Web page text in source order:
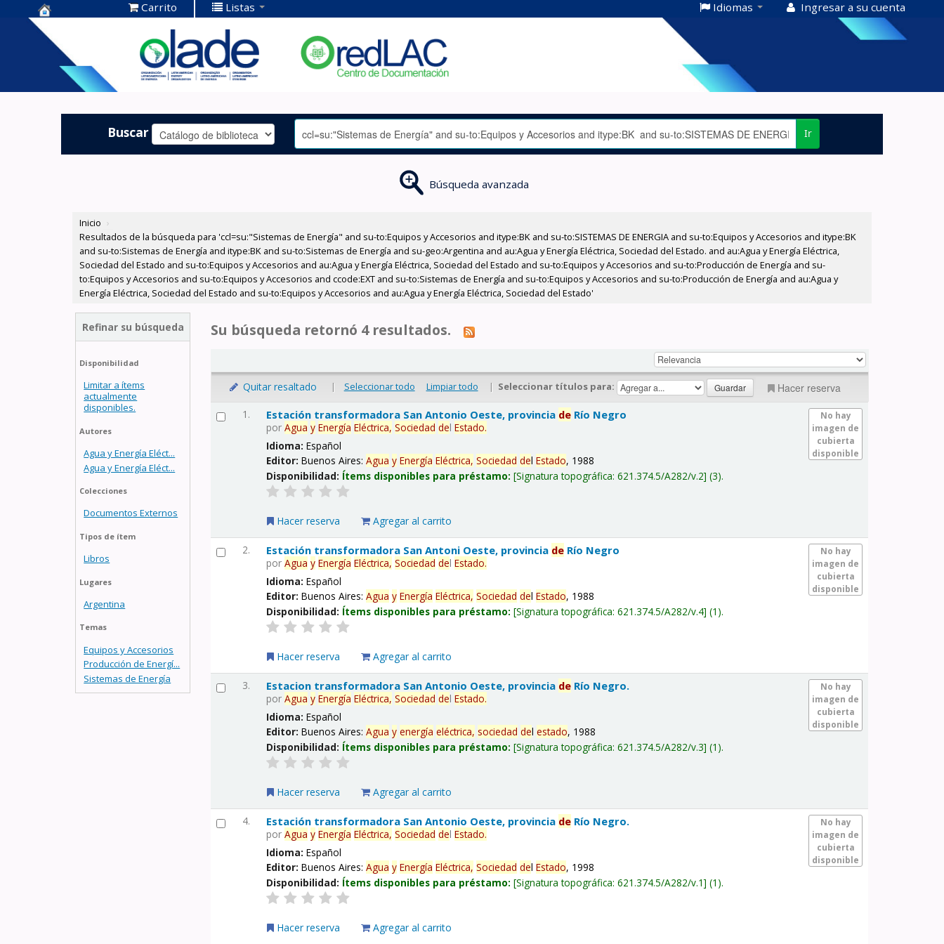
Centro de
Documentación
OLADE -
Carrito Listas Idiomas Ingresar a su cuenta
Buscar Ir
Búsqueda avanzada
Inicio ›
Resultados de la búsqueda para 'ccl=su:"Sistemas de Energía" and su-to:Equipos y Accesorios and itype:BK and su-to:SISTEMAS DE ENERGIA and su-to:Equipos y Accesorios and itype:BK
and su-to:Sistemas de Energía and itype:BK and su-to:Sistemas de Energía and su-geo:Argentina and au:Agua y Energía Eléctrica, Sociedad del Estado. and au:Agua y Energía Eléctrica,
Sociedad del Estado and su-to:Equipos y Accesorios and au:Agua y Energía Eléctrica, Sociedad del Estado and su-to:Equipos y Accesorios and su-to:Producción de Energía and su-
to:Equipos y Accesorios and su-to:Equipos y Accesorios and ccode:EXT and su-to:Sistemas de Energía and su-to:Equipos y Accesorios and su-to:Producción de Energía and au:Agua y
Energía Eléctrica, Sociedad del Estado and su-to:Equipos y Accesorios and au:Agua y Energía Eléctrica, Sociedad del Estado'
Refinar su búsqueda
Disponibilidad
Limitar a ítems
actualmente
disponibles.
Autores
Agua y Energía Eléct...
Agua y Energía Eléct...
Colecciones
Documentos Externos
Tipos de ítem
Libros
Lugares
Argentina
Temas
Equipos y Accesorios
Producción de Energí...
Sistemas de Energía
Su búsqueda retornó 4 resultados.
Quitar resaltado | Seleccionar todo Limpiar todo | Seleccionar títulos para: Hacer reserva
1.
No hay
imagen de
cubierta
disponible
Estación transformadora San Antonio Oeste, provincia de Río Negro
porAgua y Energía Eléctrica, Sociedad delEstado.
Idioma:Español
Editor:Buenos Aires:Agua y Energía Eléctrica, Sociedad delEstado, 1988
Disponibilidad: Ítems disponibles para préstamo: Signatura topográfica:621.374.5/A282/v.2 (3).
Hacer reserva Agregar al carrito
2.
No hay
imagen de
cubierta
disponible
Estación transformadora San Antoni Oeste, provincia de Río Negro
porAgua y Energía Eléctrica, Sociedad delEstado.
Idioma:Español
Editor:Buenos Aires:Agua y Energía Eléctrica, Sociedad delEstado, 1988
Disponibilidad: Ítems disponibles para préstamo: Signatura topográfica:621.374.5/A282/v.4 (1).
Hacer reserva Agregar al carrito
3.
No hay
imagen de
cubierta
disponible
Estacion transformadora San Antonio Oeste, provincia de Río Negro.
porAgua y Energía Eléctrica, Sociedad delEstado.
Idioma:Español
Editor:Buenos Aires:Agua y energía eléctrica, sociedad delestado, 1988
Disponibilidad: Ítems disponibles para préstamo: Signatura topográfica:621.374.5/A282/v.3 (1).
Hacer reserva Agregar al carrito
4.
No hay
imagen de
cubierta
disponible
Estación transformadora San Antonio Oeste, provincia de Río Negro.
porAgua y Energía Eléctrica, Sociedad delEstado.
Idioma:Español
Editor:Buenos Aires:Agua y Energía Eléctrica, Sociedad delEstado, 1998
Disponibilidad: Ítems disponibles para préstamo: Signatura topográfica:621.374.5/A282/v.1 (1).
Hacer reserva Agregar al carrito